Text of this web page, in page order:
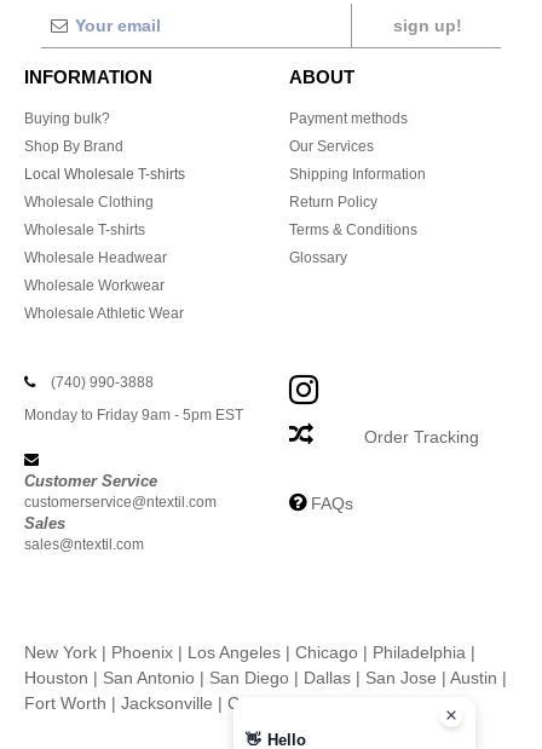
sign up!
INFORMATION
Buying bulk?
Shop By Brand
Local Wholesale T-shirts
Wholesale Clothing
Wholesale T-shirts
Wholesale Headwear
Wholesale Workwear
Wholesale Athletic Wear
ABOUT
Payment methods
Our Services
Shipping Information
Return Policy
Terms & Conditions
Glossary
(740) 990-3888
Monday to Friday 9am - 5pm EST
Customer Service
customerservice@ntextil.com
Sales
sales@ntextil.com
Order Tracking
FAQs
New York | Phoenix | Los Angeles | Chicago | Philadelphia |
Houston | San Antonio | San Diego | Dallas | San Jose | Austin |
Fort Worth | Jacksonville | Columbus
👋 Hello